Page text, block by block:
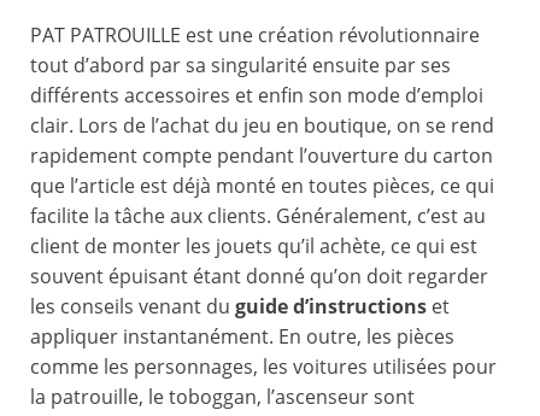
PAT PATROUILLE est une création révolutionnaire
tout d’abord par sa singularité ensuite par ses
différents accessoires et enfin son mode d’emploi
clair. Lors de l’achat du jeu en boutique, on se rend
rapidement compte pendant l’ouverture du carton
que l’article est déjà monté en toutes pièces, ce qui
facilite la tâche aux clients. Généralement, c’est au
client de monter les jouets qu’il achète, ce qui est
souvent épuisant étant donné qu’on doit regarder
les conseils venant du guide d’instructions et
appliquer instantanément. En outre, les pièces
comme les personnages, les voitures utilisées pour
la patrouille, le toboggan, l’ascenseur sont